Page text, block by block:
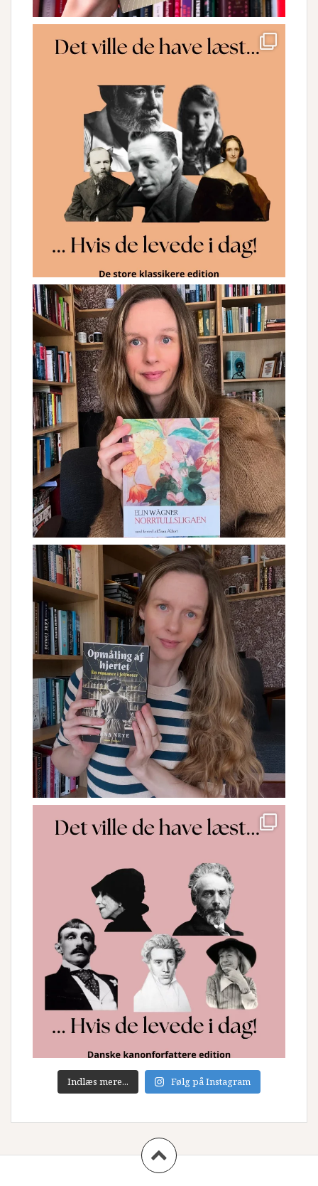
Indlæs mere... Følg på Instagram